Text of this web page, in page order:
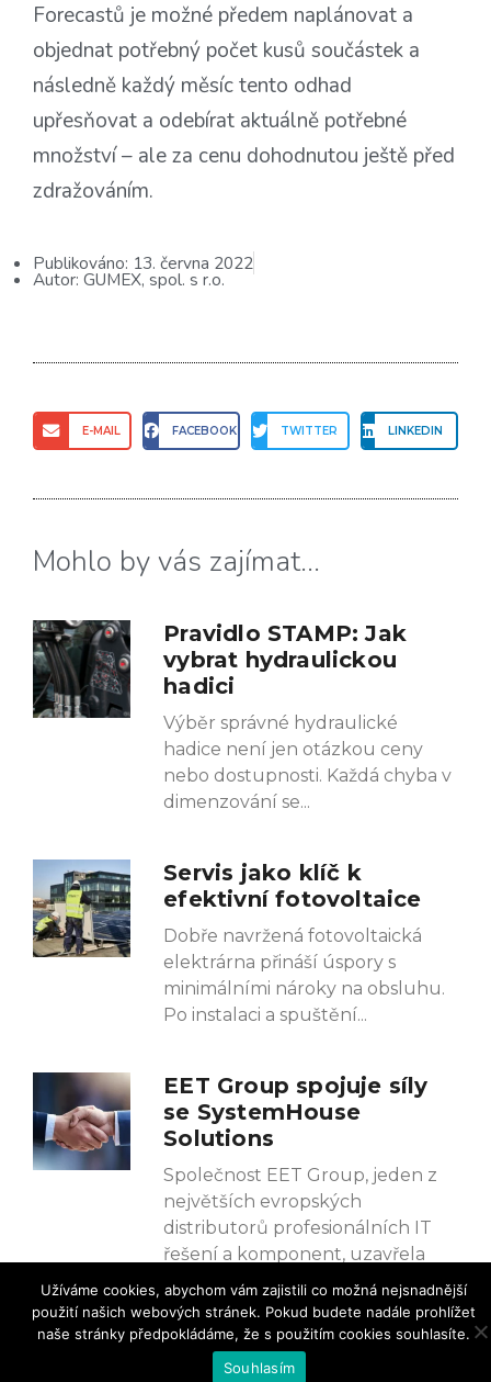
Forecastů je možné předem naplánovat a
objednat potřebný počet kusů součástek a
následně každý měsíc tento odhad
upřesňovat a odebírat aktuálně potřebné
množství – ale za cenu dohodnutou ještě před
zdražováním.
Publikováno: 13. června 2022
Autor: GUMEX, spol. s r.o.
E-MAIL FACEBOOK TWITTER LINKEDIN
Mohlo by vás zajímat...
Pravidlo STAMP: Jak
vybrat hydraulickou
hadici
Výběr správné hydraulické
hadice není jen otázkou ceny
nebo dostupnosti. Každá chyba v
dimenzování se
Servis jako klíč k
efektivní fotovoltaice
Dobře navržená fotovoltaická
elektrárna přináší úspory s
minimálními nároky na obsluhu.
Po instalaci a spuštění
EET Group spojuje síly
se SystemHouse
Solutions
Společnost EET Group, jeden z
největších evropských
distributorů profesionálních IT
řešení a komponent, uzavřela
strategické
Užíváme cookies, abychom vám zajistili co možná nejsnadnější
použití našich webových stránek. Pokud budete nadále prohlížet
naše stránky předpokládáme, že s použitím cookies souhlasíte.
Souhlasím